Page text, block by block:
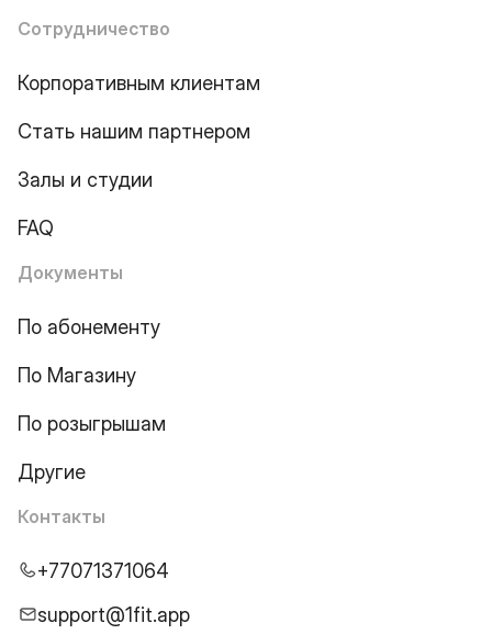
Сотрудничество
Корпоративным клиентам
Стать нашим партнером
Залы и студии
FAQ
Документы
По абонементу
По Магазину
По розыгрышам
Другие
Контакты
+77071371064
support@1fit.app